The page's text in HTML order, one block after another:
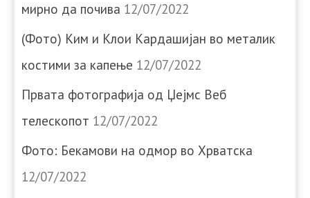
мирно да почива 12/07/2022
(Фото) Ким и Клои Кардашијан во металик
костими за капење 12/07/2022
Првата фотографија од Џејмс Веб
телескопот 12/07/2022
Фото: Бекамови на одмор во Хрватска
12/07/2022